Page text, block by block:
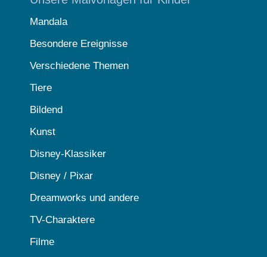
Mandala
Besondere Ereignisse
Verschiedene Themen
Tiere
Bildend
Kunst
Disney-Klassiker
Disney / Pixar
Dreamworks und andere
TV-Charaktere
Filme